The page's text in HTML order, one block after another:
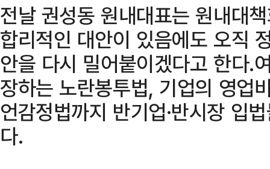
전날 권성동 원내대표는 원내대
합리적인 대안이 있음에도 오직
안을 다시 밀어붙이겠다고 한다.
장하는 노란봉투법, 기업의 영업
언감정법까지 반기업·반시장 입
다.